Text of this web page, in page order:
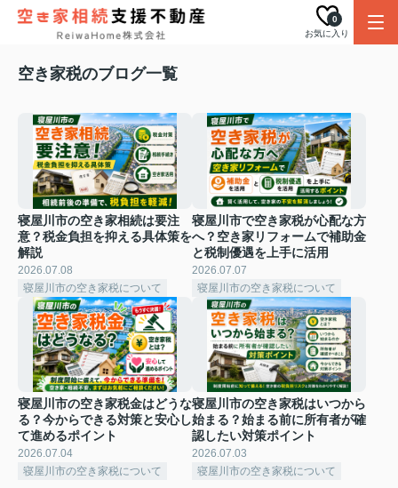
お気に入り
0
空き家税のブログ一覧
寝屋川市の空き家相続は要注
意？税金負担を抑える具体策を
解説
2026.07.08
寝屋川市の空き家税について
寝屋川市で空き家税が心配な方
へ？空き家リフォームで補助金
と税制優遇を上手に活用
2026.07.07
寝屋川市の空き家税について
寝屋川市の空き家税金はどうな
る？今からできる対策と安心し
て進めるポイント
2026.07.04
寝屋川市の空き家税について
寝屋川市の空き家税はいつから
始まる？始まる前に所有者が確
認したい対策ポイント
2026.07.03
寝屋川市の空き家税について